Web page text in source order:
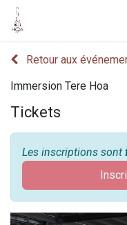
Retour aux
Immersion Tere Hoa
Tickets
Les inscriptions sont